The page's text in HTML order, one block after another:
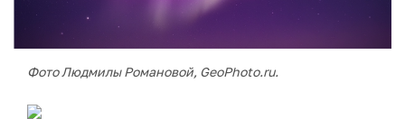
Фото Людмилы Романовой, GeoPhoto.ru.